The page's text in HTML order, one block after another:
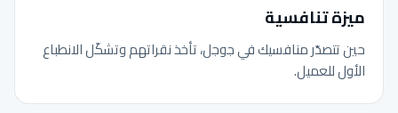
ميزة تنافسية
حين تتصدّر منافسيك في جوجل، تأخذ نقراتهم وتشكّل الانطباع
الأول للعميل.